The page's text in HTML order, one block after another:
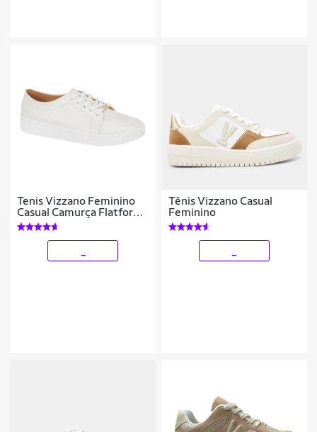
Tenis Vizzano Feminino
Casual Camurça Flatform
Conforto Macio - Branco
- 38
Tênis Vizzano Casual
Feminino